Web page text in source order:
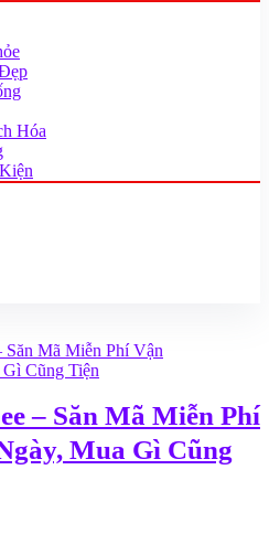
Hóa
– Săn Mã Miễn Phí
Mua Gì Cũng